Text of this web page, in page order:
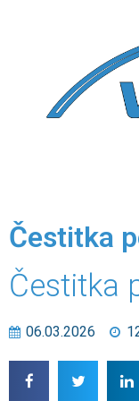
Čestitka
Čestitka
06.03.2026